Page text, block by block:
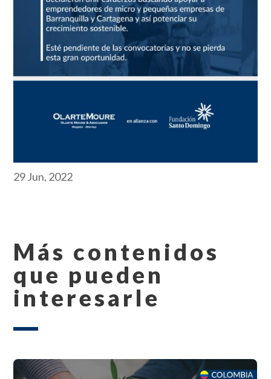
29 Jun, 2022
Más contenidos
que pueden
interesarle